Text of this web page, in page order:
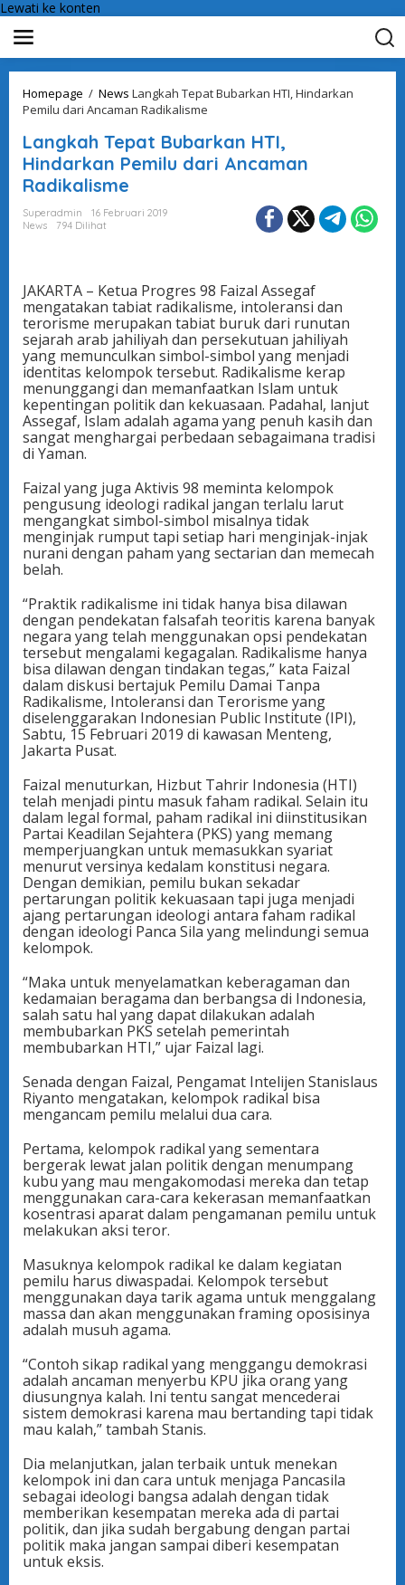
Lewati ke konten
Homepage / News Langkah Tepat Bubarkan HTI, Hindarkan
Pemilu dari Ancaman Radikalisme
Langkah Tepat Bubarkan HTI,
Hindarkan Pemilu dari Ancaman
Radikalisme
Superadmin
16 Februari 2019
News
794 Dilihat
JAKARTA – Ketua Progres 98 Faizal Assegaf
mengatakan tabiat radikalisme, intoleransi dan
terorisme merupakan tabiat buruk dari runutan
sejarah arab jahiliyah dan persekutuan jahiliyah
yang memunculkan simbol-simbol yang menjadi
identitas kelompok tersebut. Radikalisme kerap
menunggangi dan memanfaatkan Islam untuk
kepentingan politik dan kekuasaan. Padahal, lanjut
Assegaf, Islam adalah agama yang penuh kasih dan
sangat menghargai perbedaan sebagaimana tradisi
di Yaman.
Faizal yang juga Aktivis 98 meminta kelompok
pengusung ideologi radikal jangan terlalu larut
mengangkat simbol-simbol misalnya tidak
menginjak rumput tapi setiap hari menginjak-injak
nurani dengan paham yang sectarian dan memecah
belah.
“Praktik radikalisme ini tidak hanya bisa dilawan
dengan pendekatan falsafah teoritis karena banyak
negara yang telah menggunakan opsi pendekatan
tersebut mengalami kegagalan. Radikalisme hanya
bisa dilawan dengan tindakan tegas,” kata Faizal
dalam diskusi bertajuk Pemilu Damai Tanpa
Radikalisme, Intoleransi dan Terorisme yang
diselenggarakan Indonesian Public Institute (IPI),
Sabtu, 15 Februari 2019 di kawasan Menteng,
Jakarta Pusat.
Faizal menuturkan, Hizbut Tahrir Indonesia (HTI)
telah menjadi pintu masuk faham radikal. Selain itu
dalam legal formal, paham radikal ini diinstitusikan
Partai Keadilan Sejahtera (PKS) yang memang
memperjuangkan untuk memasukkan syariat
menurut versinya kedalam konstitusi negara.
Dengan demikian, pemilu bukan sekadar
pertarungan politik kekuasaan tapi juga menjadi
ajang pertarungan ideologi antara faham radikal
dengan ideologi Panca Sila yang melindungi semua
kelompok.
“Maka untuk menyelamatkan keberagaman dan
kedamaian beragama dan berbangsa di Indonesia,
salah satu hal yang dapat dilakukan adalah
membubarkan PKS setelah pemerintah
membubarkan HTI,” ujar Faizal lagi.
Senada dengan Faizal, Pengamat Intelijen Stanislaus
Riyanto mengatakan, kelompok radikal bisa
mengancam pemilu melalui dua cara.
Pertama, kelompok radikal yang sementara
bergerak lewat jalan politik dengan menumpang
kubu yang mau mengakomodasi mereka dan tetap
menggunakan cara-cara kekerasan memanfaatkan
kosentrasi aparat dalam pengamanan pemilu untuk
melakukan aksi teror.
Masuknya kelompok radikal ke dalam kegiatan
pemilu harus diwaspadai. Kelompok tersebut
menggunakan daya tarik agama untuk menggalang
massa dan akan menggunakan framing oposisinya
adalah musuh agama.
“Contoh sikap radikal yang menggangu demokrasi
adalah ancaman menyerbu KPU jika orang yang
diusungnya kalah. Ini tentu sangat mencederai
sistem demokrasi karena mau bertanding tapi tidak
mau kalah,” tambah Stanis.
Dia melanjutkan, jalan terbaik untuk menekan
kelompok ini dan cara untuk menjaga Pancasila
sebagai ideologi bangsa adalah dengan tidak
memberikan kesempatan mereka ada di partai
politik, dan jika sudah bergabung dengan partai
politik maka jangan sampai diberi kesempatan
untuk eksis.